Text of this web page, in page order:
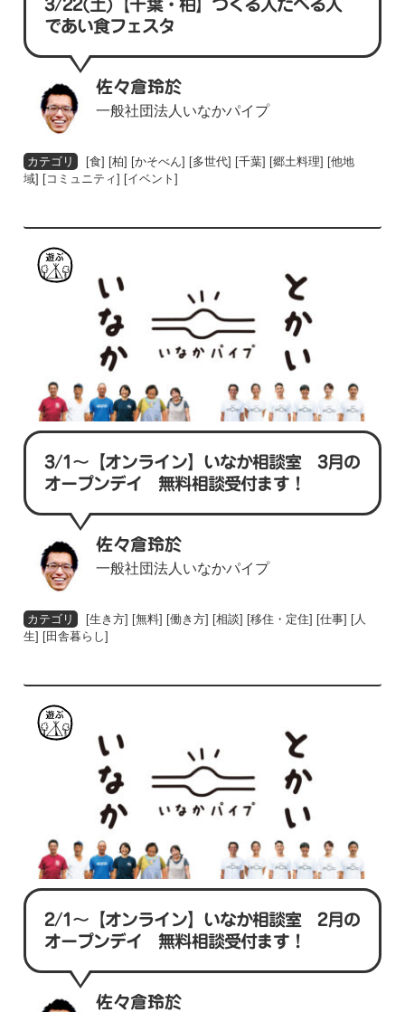
3/22(土)【千葉・柏】つくる人たべる人
であい食フェスタ
佐々倉玲於
一般社団法人いなかパイプ
[食] [柏] [かそべん] [多世代] [千葉] [郷土料理] [他地
域] [コミュニティ] [イベント]
3/1〜【オンライン】いなか相談室 3月の
オープンデイ 無料相談受付ます！
佐々倉玲於
一般社団法人いなかパイプ
[生き方] [無料] [働き方] [相談] [移住・定住] [仕事] [ 人
生] [田舎暮らし]
2/1〜【オンライン】いなか相談室 2月の
オープンデイ 無料相談受付ます！
佐々倉玲於